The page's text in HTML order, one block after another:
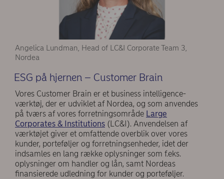
Angelica Lundman, Head of LC&I Corporate Team 3,
Nordea
ESG på hjernen – Customer Brain
Vores Customer Brain er et business intelligence-
værktøj, der er udviklet af Nordea, og som anvendes
på tværs af vores forretningsområde Large
Corporates & Institutions (LC&I). Anvendelsen af
værktøjet giver et omfattende overblik over vores
kunder, porteføljer og forretningsenheder, idet der
indsamles en lang række oplysninger som f.eks.
oplysninger om handler og lån, samt Nordeas
finansierede udledning for kunder og porteføljer.